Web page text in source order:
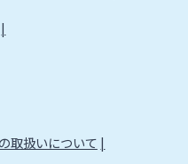
取扱いについて